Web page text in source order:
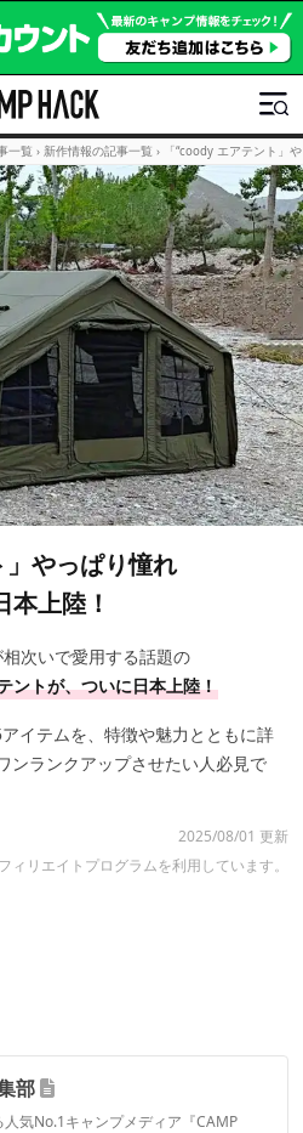
一覧 › 新作情報の記事一覧 › 「“coody エアテント」
」やっぱり憧れ
上陸！
次いで愛用する話題の
ントが、ついに日本上陸！
イテムを、特徴や魅力とともに詳
ンランクアップさせたい人必見で
2025/08/01 更新
ィリエイトプログラムを利用しています。
部
気No.1キャンプメディア『CAMP